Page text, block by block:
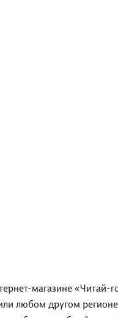
магазине «Читай-
любом другом